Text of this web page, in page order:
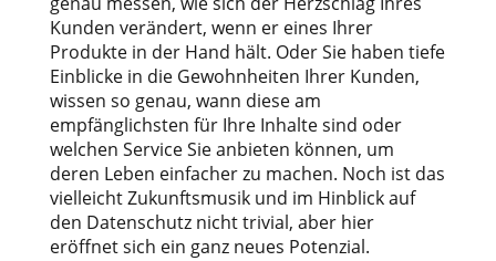
Kunden verändert, wenn er eines Ihrer
Produkte in der Hand hält. Oder Sie haben tiefe
Einblicke in die Gewohnheiten Ihrer Kunden,
wissen so genau, wann diese am
empfänglichsten für Ihre Inhalte sind oder
welchen Service Sie anbieten können, um
deren Leben einfacher zu machen. Noch ist das
vielleicht Zukunftsmusik und im Hinblick auf
den Datenschutz nicht trivial, aber hier
eröffnet sich ein ganz neues Potenzial.